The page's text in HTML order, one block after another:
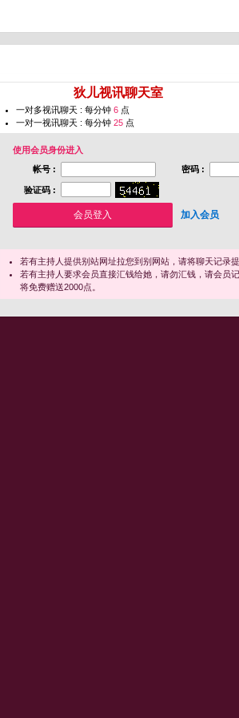
狄儿视讯聊天室
一对多视讯聊天 : 每分钟 6 点
一对一视讯聊天 : 每分钟 25 点
使用会员身份进入
帐号 :
密码 :
验证码 :
加入会员
若有主持人提供别站网址拉您到别网站，请将聊天记录
若有主持人要求会员直接汇钱给她，请勿汇钱，请会员
将免费赠送2000点。